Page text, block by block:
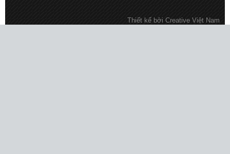
Thiết kế bởi Creative Việt Nam